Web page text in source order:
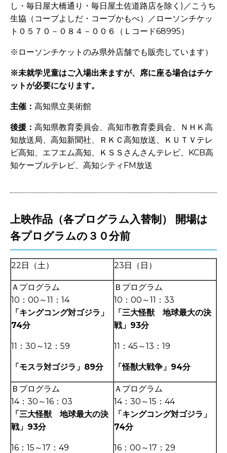
し・毎日屋大橋通り・毎日屋土佐道路店を除く ) ／こうち
生協（コープよしだ・コープかもべ）／ローソンチケッ
ト０５７０－０８４－００６（Ｌコード68995）
※ローソンチケットのみ県外店舗でも販売しています）
※未就学児童はご入場出来ますが、席に座る場合はチケ
ットが必要になります。
主催： 高知県立美術館
後援： 高知県教育委員会、高知市教育委員会、ＮＨＫ高
知放送局、高知新聞社、ＲＫＣ高知放送、ＫＵＴＶテレ
ビ高知、エフエム高知、ＫＳＳさんさんテレビ、 KCB高
知ケーブルテレビ、高知シティ FM放送
上映作品（各プログラム入替制） 開場は
各プログラムの３０分前
22日（土） 23日（日）
Ａプログラム
10：00～11：14
「キングコング対ゴジラ」
74分
11：30～12：59
「モスラ対ゴジラ」89分
Ｂプログラム
10：00～11：33
「三大怪獣 地球最大の決
戦」93分
11：45～13：19
「怪獣大戦争」94分
Ｂプログラム
14：30～16：03
「三大怪獣 地球最大の決
戦」93分
16：15～17：49
Ａプログラム
14：30～15：44
「キングコング対ゴジラ」
74分
16：00～17：29